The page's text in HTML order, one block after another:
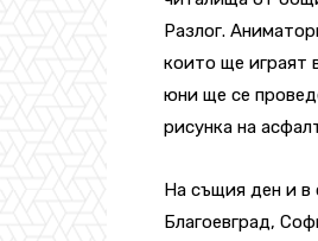
Разлог.
които ще играят
юни ще се
рисунка на
На същия ден и в
Благоевград,